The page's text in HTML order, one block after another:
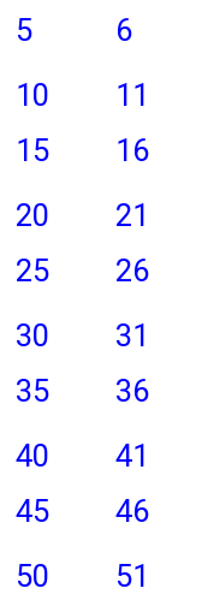
5
6
10
11
15
16
20
21
25
26
30
31
35
36
40
41
45
46
50
51